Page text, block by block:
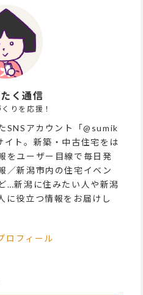
く通信
りを応援！
SNSアカウント「@sumik
ト。新築・中古住宅をは
をユーザー目線で毎日発
／新潟市内の住宅イベン
…新潟に住みたい人や新潟
に役立つ情報をお届けし
ロフィール